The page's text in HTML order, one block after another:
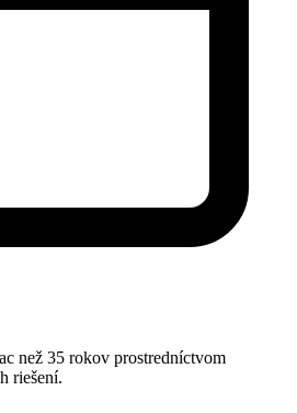
než 35 rokov prostredníctvom
riešení.